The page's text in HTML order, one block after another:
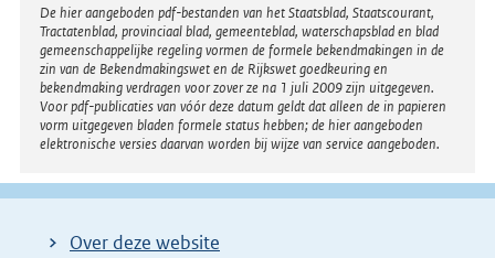
Disclaimer
De hier aangeboden pdf-bestanden van het Staatsblad, Staatscourant,
Tractatenblad, provinciaal blad, gemeenteblad, waterschapsblad en blad
gemeenschappelijke regeling vormen de formele bekendmakingen in de
zin van de Bekendmakingswet en de Rijkswet goedkeuring en
bekendmaking verdragen voor zover ze na 1 juli 2009 zijn uitgegeven.
Voor pdf-publicaties van vóór deze datum geldt dat alleen de in papieren
vorm uitgegeven bladen formele status hebben; de hier aangeboden
elektronische versies daarvan worden bij wijze van service aangeboden.
Over deze website